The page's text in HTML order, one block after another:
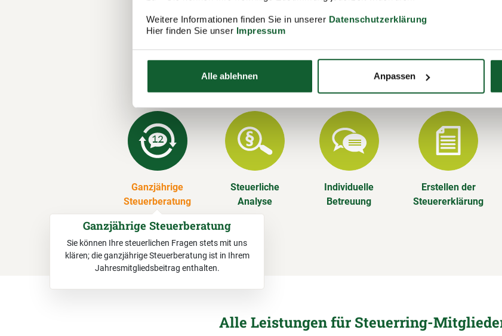
Weitere Informationen finden Sie in unserer Datenschutzerklärung
Hier finden Sie unser Impressum
Alle ablehnen Anpassen
Steuererklärung.
Unsere Leistungen im Überblick
Wir erstellen die Steuererklärung für Sie – aber das ist noch nicht
Vereinsmitglied im Steuerring sind Sie steuerlich rundum versorgt,
Ganzjährige
Steuerberatung
Steuerliche
Analyse
Individuelle
Betreuung
Erstellen der
Steuererklärung
Alle Leistungen für Steuerring-
Ganzjährige Steuerberatung
Sie können Ihre steuerlichen Fragen stets mit uns
klären; die ganzjährige Steuerberatung ist in Ihrem
Jahresmitgliedsbeitrag enthalten.